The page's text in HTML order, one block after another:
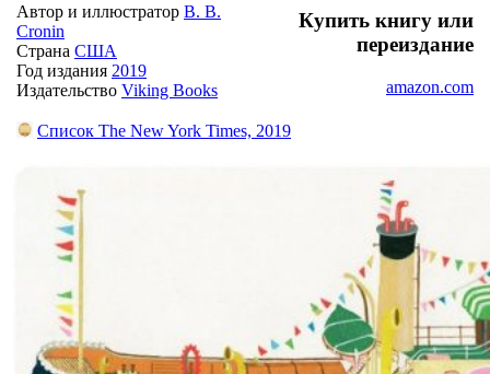
Автор и иллюстратор B. B.
Cronin
Страна США
Год издания 2019
Издательство Viking Books
Купить книгу или
переиздание
amazon.com
Список The New York Times, 2019